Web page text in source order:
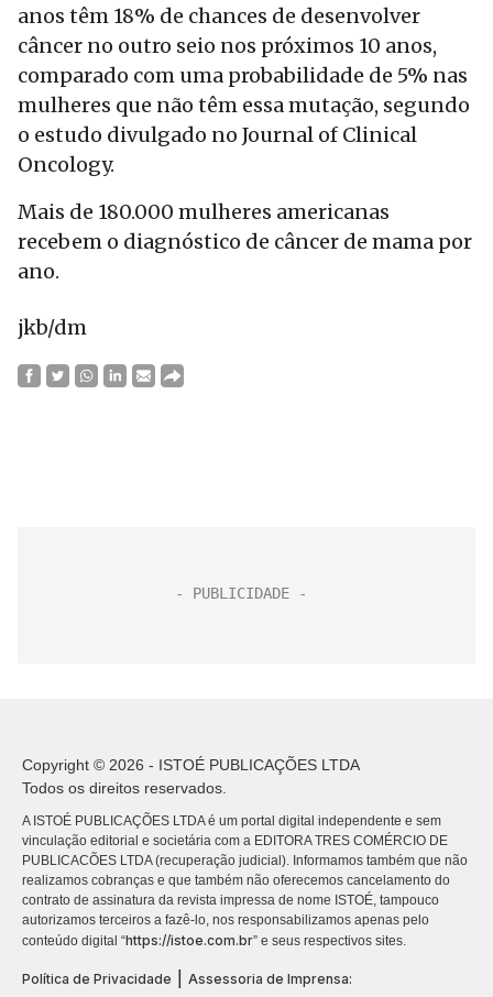
anos têm 18% de chances de desenvolver
câncer no outro seio nos próximos 10 anos,
comparado com uma probabilidade de 5% nas
mulheres que não têm essa mutação, segundo
o estudo divulgado no Journal of Clinical
Oncology.
Mais de 180.000 mulheres americanas
recebem o diagnóstico de câncer de mama por
ano.
jkb/dm
Copyright © 2026 - ISTOÉ PUBLICAÇÕES LTDA
Todos os direitos reservados.
A ISTOÉ PUBLICAÇÕES LTDA é um portal digital independente e sem
vinculação editorial e societária com a EDITORA TRES COMÉRCIO DE
PUBLICACÕES LTDA (recuperação judicial). Informamos também que não
realizamos cobranças e que também não oferecemos cancelamento do
contrato de assinatura da revista impressa de nome ISTOÉ, tampouco
autorizamos terceiros a fazê-lo, nos responsabilizamos apenas pelo
conteúdo digital “https://istoe.com.br” e seus respectivos sites.
Política de Privacidade Assessoria de Imprensa: